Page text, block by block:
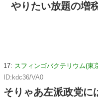
やりたい放題の増
17: スフィンゴバクテリウム(東
ID:kdc36/VA0
そりゃあ左派政党に